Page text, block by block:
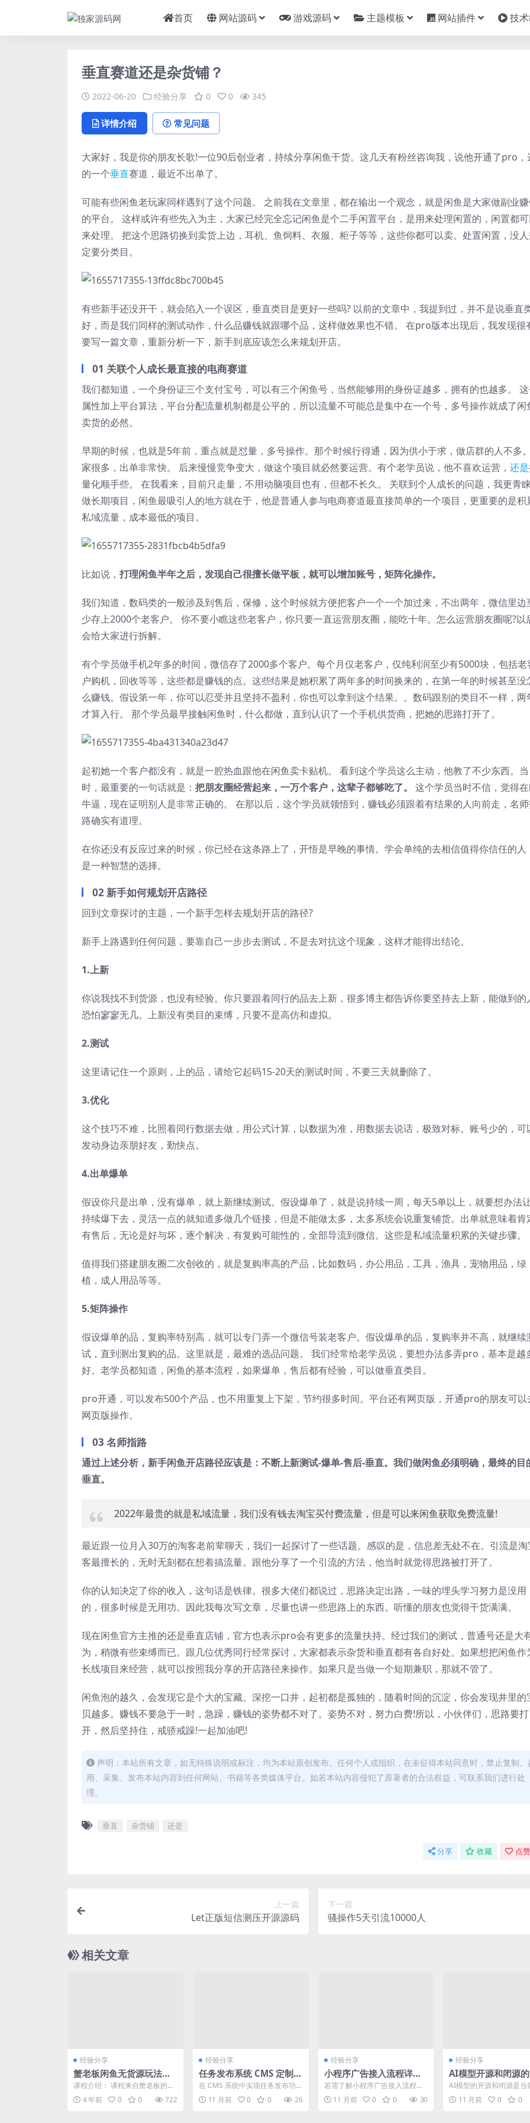
首页 网站源码 游戏源码 主题模板 网站插件 技
垂直赛道还是杂货铺？
2022-06-20 经验分享 0 0 345
详情介绍 常见问题
大家好，我是你的朋友长歌!一位90后创业者，持续分享闲鱼干货。这几天有粉丝咨询我，说他开通了pro，
的一个垂直赛道，最近不出单了。
可能有些闲鱼老玩家同样遇到了这个问题。 之前我在文章里，都在输出一个观念，就是闲鱼是大家做副业
的平台。 这样或许有些先入为主，大家已经完全忘记闲鱼是个二手闲置平台，是用来处理闲置的，闲置都
来处理。 把这个思路切换到卖货上边，耳机、鱼饲料、衣服、柜子等等，这些你都可以卖。处置闲置，没
定要分类目。
有些新手还没开干，就会陷入一个误区，垂直类目是更好一些吗? 以前的文章中，我提到过，并不是说垂直
好，而是我们同样的测试动作，什么品赚钱就跟哪个品，这样做效果也不错。 在pro版本出现后，我发现很
要写一篇文章，重新分析一下，新手到底应该怎么来规划开店。
01 关联个人成长最直接的电商赛道
我们都知道，一个身份证三个支付宝号，可以有三个闲鱼号，当然能够用的身份证越多，拥有的也越多。
属性加上平台算法，平台分配流量机制都是公平的，所以流量不可能总是集中在一个号，多号操作就成了闲
卖货的必然。
早期的时候，也就是5年前，重点就是怼量，多号操作。那个时候行得通，因为供小于求，做店群的人不多
家很多，出单非常快。 后来慢慢竞争变大，做这个项目就必然要运营。有个老学员说，他不喜欢运营， 还是
量化顺手些。 在我看来，目前只走量，不用动脑项目也有，但都不长久。 关联到个人成长的问题，我更青
做长期项目，闲鱼最吸引人的地方就在于，他是普通人参与电商赛道最直接简单的一个项目，更重要的是积
私域流量，成本最低的项目。
比如说， 打理闲鱼半年之后，发现自己很擅长做平板，就可以增加账号，矩阵化操作。
我们知道，数码类的一般涉及到售后，保修，这个时候就方便把客户一个一个加过来，不出两年，微信里边
少存上2000个老客户。 你不要小瞧这些老客户，你只要一直运营朋友圈，能吃十年。怎么运营朋友圈呢?以
会给大家进行拆解。
有个学员做手机2年多的时间，微信存了2000多个客户。每个月仅老客户，仅纯利润至少有5000块，包括老
户购机，回收等等，这些都是赚钱的点。这些结果是她积累了两年多的时间换来的，在第一年的时候甚至没
么赚钱。假设第一年，你可以忍受并且坚持不盈利，你也可以拿到这个结果。。数码跟别的类目不一样，两
才算入行。 那个学员最早接触闲鱼时，什么都做，直到认识了一个手机供货商，把她的思路打开了。
起初她一个客户都没有，就是一腔热血跟他在闲鱼卖卡贴机。 看到这个学员这么主动，他教了不少东西。当
时，最重要的一句话就是： 把朋友圈经营起来，一万个客户，这辈子都够吃了。
这个学员当时不信，觉得
牛逼，现在证明别人是非常正确的。 在那以后，这个学员就领悟到，赚钱必须跟着有结果的人向前走，名
路确实有道理。
在你还没有反应过来的时候，你已经在这条路上了，开悟是早晚的事情。学会单纯的去相信值得你信任的人
是一种智慧的选择。
02 新手如何规划开店路径
回到文章探讨的主题，一个新手怎样去规划开店的路径?
新手上路遇到任何问题，要靠自己一步步去测试，不是去对抗这个现象，这样才能得出结论。
1.上新
你说我找不到货源，也没有经验。你只要跟着同行的品去上新，很多博主都告诉你要坚持去上新，能做到的
恐怕寥寥无几。上新没有类目的束缚，只要不是高仿和虚拟。
2.测试
这里请记住一个原则，上的品，请给它起码15-20天的测试时间，不要三天就删除了。
3.优化
这个技巧不难，比照着同行数据去做，用公式计算，以数据为准，用数据去说话，极致对标。账号少的，可
发动身边亲朋好友，勤快点。
4.出单爆单
假设你只是出单，没有爆单，就上新继续测试。假设爆单了，就是说持续一周，每天5单以上，就要想办法
持续爆下去，灵活一点的就知道多做几个链接，但是不能做太多，太多系统会说重复铺货。出单就意味着肯
有售后，无论是好与坏，逐个解决，有复购可能性的，全部导流到微信。这些是私域流量积累的关键步骤。
值得我们搭建朋友圈二次创收的，就是复购率高的产品，比如数码，办公用品，工具，渔具，宠物用品，绿
植，成人用品等等。
5.矩阵操作
假设爆单的品，复购率特别高，就可以专门弄一个微信号装老客户。假设爆单的品，复购率并不高，就继续
试，直到测出复购的品。这里就是，最难的选品问题。 我们经常给老学员说，要想办法多弄pro，基本是越
好。老学员都知道，闲鱼的基本流程，如果爆单，售后都有经验，可以做垂直类目。
pro开通，可以发布500个产品，也不用重复上下架，节约很多时间。平台还有网页版，开通pro的朋友可以
网页版操作。
03 名师指路
通过上述分析，新手闲鱼开店路径应该是： 不断上新测试-爆单-售后-垂直。我们做闲鱼必须明确，最终的目
垂直。
2022年最贵的就是私域流量，我们没有钱去淘宝买付费流量，但是可以来闲鱼获取免费流量!
最近跟一位月入30万的淘客老前辈聊天，我们一起探讨了一些话题。感叹的是，信息差无处不在。引流是淘
客最擅长的，无时无刻都在想着搞流量。跟他分享了一个引流的方法，他当时就觉得思路被打开了。
你的认知决定了你的收入，这句话是铁律。很多大佬们都说过，思路决定出路，一味的埋头学习努力是没用
的，很多时候是无用功。因此我每次写文章，尽量也讲一些思路上的东西。听懂的朋友也觉得干货满满。
现在闲鱼官方主推的还是垂直店铺，官方也表示pro会有更多的流量扶持。经过我们的测试，普通号还是大
为，稍微有些束缚而已。跟几位优秀同行经常探讨，大家都表示杂货和垂直都有各自好处。如果想把闲鱼作
长线项目来经营，就可以按照我分享的开店路径来操作。如果只是当做一个短期兼职，那就不管了。
闲鱼泡的越久，会发现它是个大的宝藏。深挖一口井，起初都是孤独的，随着时间的沉淀，你会发现井里的
贝越多。赚钱不要急于一时，急躁，赚钱的姿势都不对了。姿势不对，努力白费!所以，小伙伴们，思路要打
开，然后坚持住，戒骄戒躁!一起加油吧!
声明：本站所有文章，如无特殊说明或标注，均为本站原创发布。任何个人或组织，在未征得本站同意时，禁止复制、
用、采集、发布本站内容到任何网站、书籍等各类媒体平台。如若本站内容侵犯了原著者的合法权益，可联系我们进行处
理。
垂直 杂货铺 还是
分享 收藏 点
上一篇
Let正版短信测压开源源码
下一篇
骚操作5天引流10000人
相关文章
经验分享
蟹老板闲鱼无货源玩法入
门+高级视频教程合集
课程介绍： 课程来自蟹老板的闲
鱼无货源玩法(入门+高级)，价值
498元。这套是最...
4 年前 0 0 722
经验分享
任务发布系统 CMS 定制化
开发与高级功能实践
在 CMS 系统中实现任务发布功
能，需要深入定制化开发。以下
基于 WordPre...
11 月前 0 0 26
经验分享
小程序广告接入流程详解
及盈利直接相关关键步骤
若需了解小程序广告接入流程中
关于盈利直接相关的关键步骤，
请参考以下内容。 准备阶...
11 月前 0 0 30
经验分享
AI模型开源和闭源
AI模型的开源和闭源是当
内的一个热门争议话题，
众多专业人士和爱好者的...
11 月前 0 0